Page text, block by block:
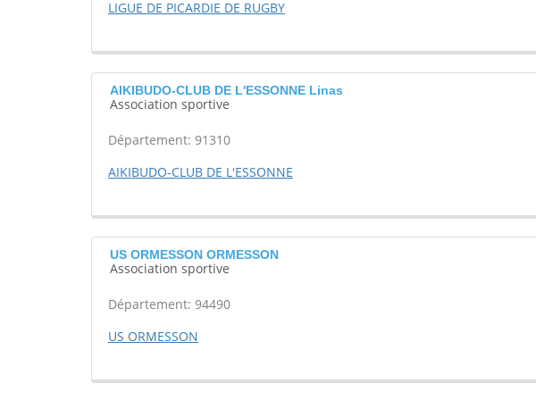
LIGUE DE PICARDIE DE RUGBY
AIKIBUDO-CLUB DE L'ESSONNE Linas
Association sportive
Département: 91310
AIKIBUDO-CLUB DE L'ESSONNE
US ORMESSON ORMESSON
Association sportive
Département: 94490
US ORMESSON